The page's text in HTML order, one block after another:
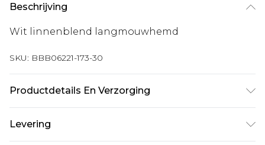
Beschrijving
Wit linnenblend langmouwhemd
SKU: BBB06221-173-30
Productdetails En Verzorging
linnen, machinewasbaar op 30 graden, model
Levering